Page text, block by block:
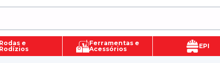
e
Ferramentas e
Acessórios
EPI